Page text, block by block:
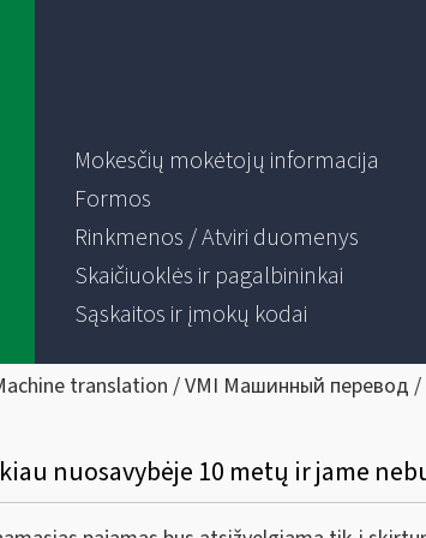
Mokesčių mokėtojų informacija
Formos
Rinkmenos / Atviri duomenys
Skaičiuoklės ir pagalbininkai
Sąskaitos ir įmokų kodai
translation / VMI Машинный перевод